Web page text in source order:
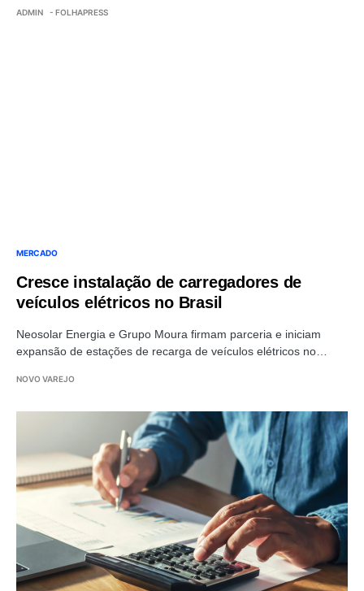
ADMIN - FOLHAPRESS
MERCADO
Cresce instalação de carregadores de
veículos elétricos no Brasil
Neosolar Energia e Grupo Moura firmam parceria e iniciam
expansão de estações de recarga de veículos elétricos no…
NOVO VAREJO